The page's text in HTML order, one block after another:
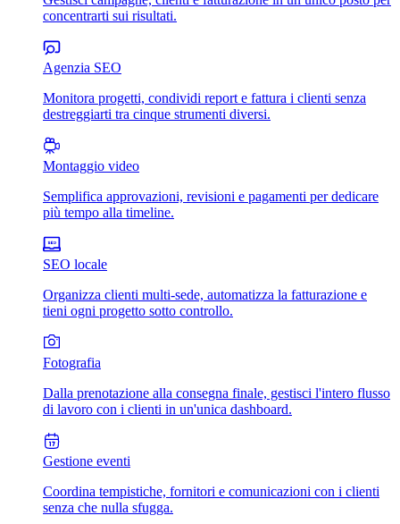
concentrarti sui risultati.
Agenzia SEO
Monitora progetti, condividi report e fattura i clienti senza
destreggiarti tra cinque strumenti diversi.
Montaggio video
Semplifica approvazioni, revisioni e pagamenti per dedicare
più tempo alla timeline.
SEO locale
Organizza clienti multi-sede, automatizza la fatturazione e
tieni ogni progetto sotto controllo.
Fotografia
Dalla prenotazione alla consegna finale, gestisci l'intero flusso
di lavoro con i clienti in un'unica dashboard.
Gestione eventi
Coordina tempistiche, fornitori e comunicazioni con i clienti
senza che nulla sfugga.